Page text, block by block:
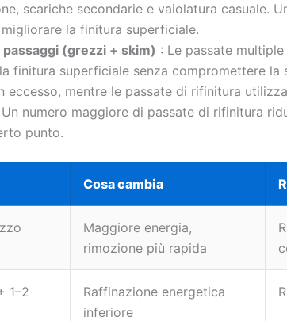
scariche secondarie e vaiolatura casuale.
la finitura superficiale.
(grezzi + skim) : Le passate
finitura superficiale senza compromettere
eccesso, mentre le passate di rifinitura
numero maggiore di passate di rifinitura
punto.
Cosa cambia
Maggiore energia,
rimozione più rapida
1–2
Raffinazione energetica
inferiore